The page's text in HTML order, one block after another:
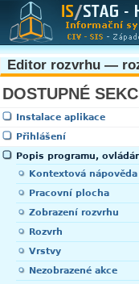
Editor rozvrhu —
DOSTUPNÉ
Instalace aplikace
Přihlášení
Popis programu,
Kontextová nápověda
Pracovní plocha
Zobrazení rozvrhu
Rozvrh
Vrstvy
Nezobrazené akce